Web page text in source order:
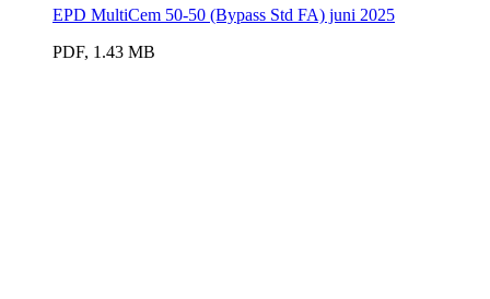
EPD MultiCem 50-50 (Bypass Std FA) juni 2025
PDF, 1.43 MB